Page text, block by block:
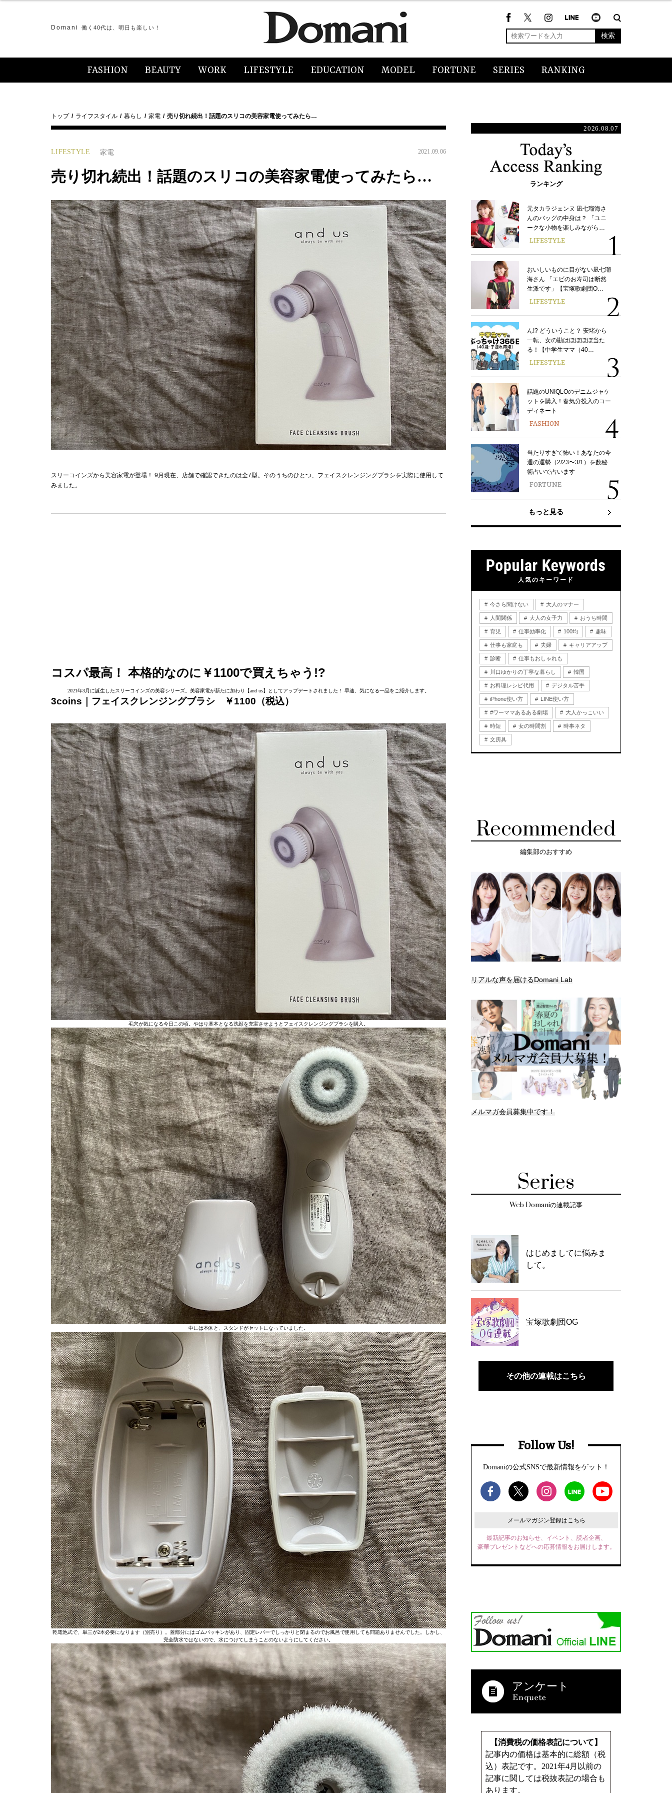
Domani 働く40代は、明日も楽しい！
検索
FASHION BEAUTY WORK LIFESTYLE EDUCATION MODEL FORTUNE SERIES RANKING
トップ ライフスタイル 暮らし 家電 売り切れ続出！話題のスリコの美容家電使ってみたら…
LIFESTYLE 家電 2021.09.06
売り切れ続出！話題のスリコの美容家電使ってみたら…
スリーコインズから美容家電が登場！ 9月現在、店舗で確認できたのは全7型。そのうちのひとつ、フェイスクレンジングブラシを実際に使用して
みました。
コスパ最高！ 本格的なのに￥1100で買えちゃう!?
2021年3月に誕生したスリーコインズの美容シリーズ。美容家電が新たに加わり【and us】としてアップデートされました！ 早速、気になる一品をご紹介します。
3coins｜フェイスクレンジングブラシ ￥1100（税込）
毛穴が気になる今日この頃。やはり基本となる洗顔を充実させようとフェイスクレンジングブラシを購入。
中には本体と、スタンドがセットになっていました。
乾電池式で、単三が2本必要になります（別売り）。蓋部分にはゴムパッキンがあり、固定レバーでしっかりと閉まるのでお風呂で使用しても問題ありませんでした。しかし、
完全防水ではないので、水につけてしまうことのないようにしてください。
2026.08.07
ランキング
元タカラジェンヌ 凪七瑠海さ
んのバッグの中身は？ 「ユニ
ークな小物を楽しみながら…
LIFESTYLE
おいしいものに目がない凪七瑠
海さん 「エビのお寿司は断然
生派です」【宝塚歌劇団O…
LIFESTYLE
ん!? どういうこと？ 安堵から
一転、女の勘はほぼほぼ当た
る！【中学生ママ（40…
LIFESTYLE
話題のUNIQLOのデニムジャケ
ットを購入！春気分投入のコー
ディネート
FASHION
当たりすぎて怖い！あなたの今
週の運勢（2/23〜3/1）を数秘
術占いで占います
FORTUNE
もっと見る
人気のキーワード
今さら聞けない 大人のマナー
人間関係 大人の女子力 おうち時間
育児 仕事効率化 100均 趣味
仕事も家庭も 夫婦 キャリアアップ
診断 仕事もおしゃれも
川口ゆかりの丁寧な暮らし 韓国
お料理レシピ代用 デジタル苦手
iPhone使い方 LINE使い方
#ワーママあるある劇場 大人かっこいい
時短 女の時間割 時事ネタ
文房具
Recommended
編集部のおすすめ
リアルな声を届けるDomani Lab
メルマガ会員募集中です！
Series
Web Domaniの連載記事
はじめましてに悩みま
して。
宝塚歌劇団OG
その他の連載はこちら
Follow Us!
Domaniの公式SNSで最新情報をゲット！
メールマガジン登録はこちら
最新記事のお知らせ、イベント、読者企画、
豪華プレゼントなどへの応募情報をお届けします。
アンケート
【消費税の価格表記について】
記事内の価格は基本的に総額（税
込）表記です。2021年4月以前の
記事に関しては税抜表記の場合も
あります。